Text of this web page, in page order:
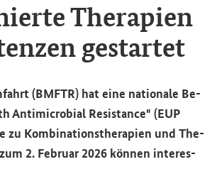
The­ra­pien
ge­star­tet
(BMFTR) hat eine na­tio­na­le Be­
Antimicrobial Resistance" (EUP
zu Kom­bi­na­ti­ons­the­ra­pien und The­
2. Fe­bru­ar 2026 kön­nen in­ter­es­